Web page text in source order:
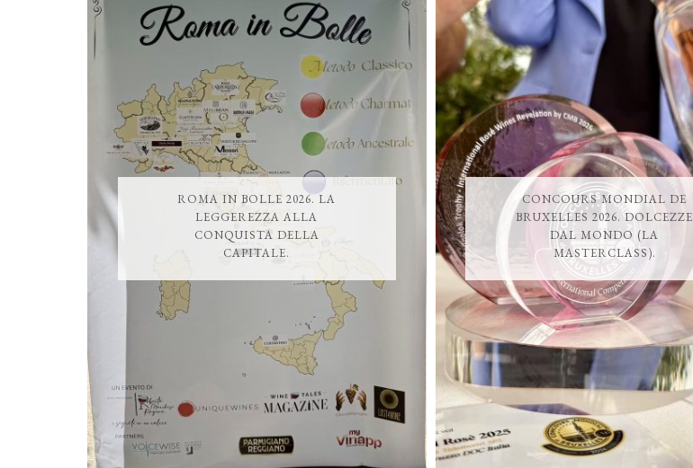
ROMA IN BOLLE 2026. LA
LEGGEREZZA ALLA
CONQUISTA DELLA
CAPITALE.
CONCOURS MONDIAL DE
BRUXELLES 2026. DOLCEZZE
DAL MONDO (LA
MASTERCLASS).